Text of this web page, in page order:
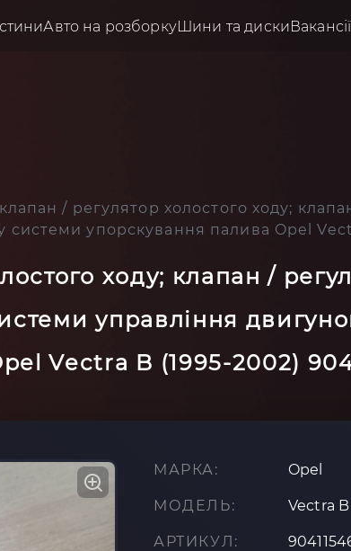
Авто на розборкуШини та дискиВакансії
/ регулятор холостого ходу;
системи упорскування палива Opel
ходу; клапан /
управління
Vectra B (1995-2002)
МАРКА: Opel
МОДЕЛЬ: Vectra
АРТИКУЛ: